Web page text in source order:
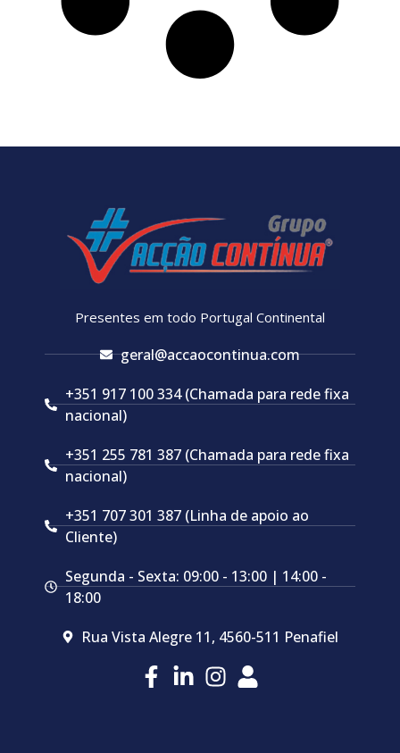
Presentes em todo Portugal Continental
geral@accaocontinua.com
+351 917 100 334 (Chamada para rede fixa
nacional)
+351 255 781 387 (Chamada para rede fixa
nacional)
+351 707 301 387 (Linha de apoio ao
Cliente)
Segunda - Sexta: 09:00 - 13:00 | 14:00 -
18:00
Rua Vista Alegre 11, 4560-511 Penafiel